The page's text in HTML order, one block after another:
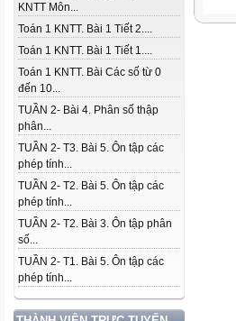
KNTT Môn...
Toán 1 KNTT. Bài 1 Tiết 2....
Toán 1 KNTT. Bài 1 Tiết 1....
Toán 1 KNTT. Bài Các số từ 0
đến 10...
TUẦN 2- Bài 4. Phân số thập
phân...
TUẦN 2- T3. Bài 5. Ôn tập các
phép tính...
TUẦN 2- T2. Bài 5. Ôn tập các
phép tính...
TUẦN 2- T2. Bài 3. Ôn tập phân
số...
TUẦN 2- T1. Bài 5. Ôn tập các
phép tính...